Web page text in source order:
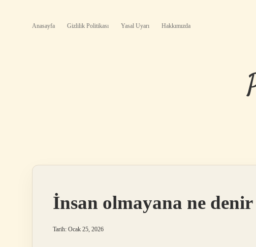
Anasayfa Gizlilik Politikası Yasal Uyarı Hakkımızda
İnsan olmayana ne denir
Tarih: Ocak 25, 2026